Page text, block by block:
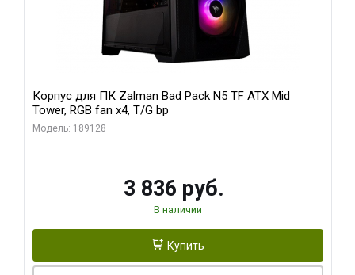
Корпус для ПК Zalman Bad Pack N5 TF ATX Mid
Tower, RGB fan x4, T/G bp
Модель: 189128
3 836 руб.
В наличии
Купить